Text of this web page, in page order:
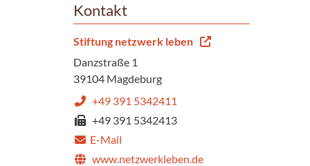
Kontakt
Stiftung netzwerk leben
Danzstraße 1
39104 Magdeburg
+49 391 5342411
+49 391 5342413
E-Mail
www.netzwerkleben.de